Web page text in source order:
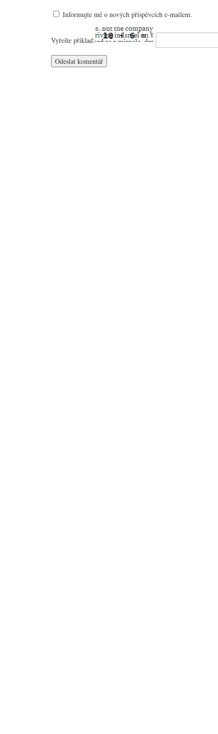
Informujte mě o nových příspěvcích e-mailem.
Vyřešte příklad: